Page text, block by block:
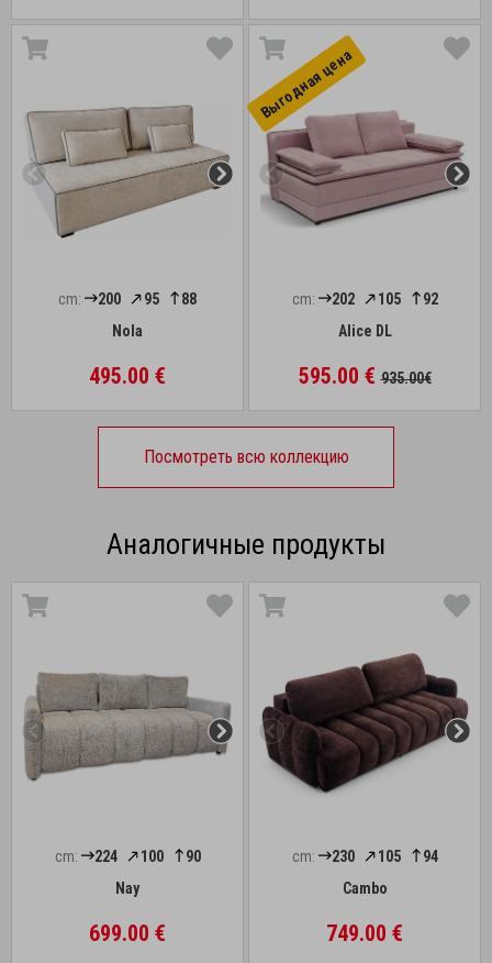
cm: 200 95
88
Nola
495.00 €
Выгоднaя цена
cm: 202 105
92
Alice DL
595.00 €935.00€
Посмотреть всю коллекцию
Аналогичные продукты
cm: 224 100
90
Nay
699.00 €
cm: 230 105
94
Cambo
749.00 €